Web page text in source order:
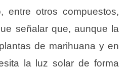
entre otros compuestos,
señalar que, aunque la
de marihuana y en
la luz solar de forma